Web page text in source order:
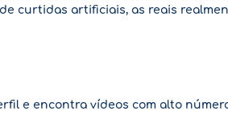
curtidas artificiais, as reais
e encontra vídeos com alto